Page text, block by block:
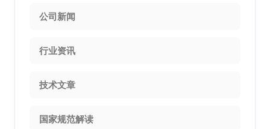
公司新闻
行业资讯
技术文章
国家规范解读